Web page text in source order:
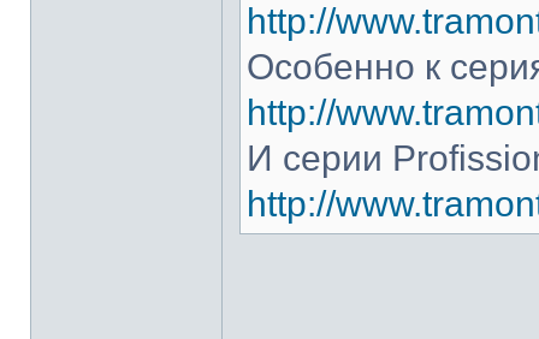
http://
Особенно к
http://
И серии
http://